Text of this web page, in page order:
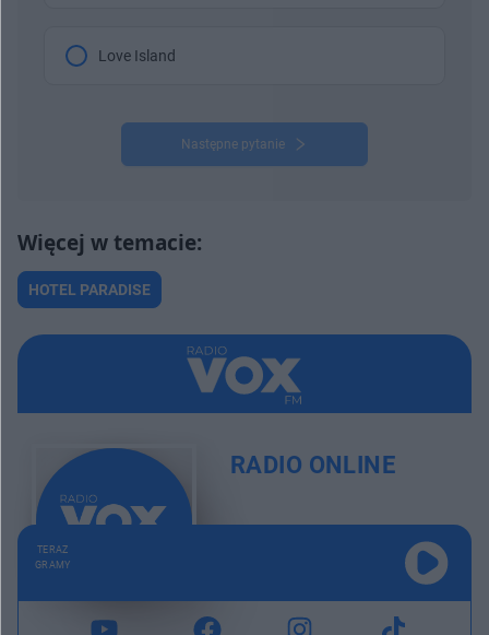
Love Island
Następne pytanie
HOTEL PARADISE
RADIO ONLINE
TERAZ
GRAMY